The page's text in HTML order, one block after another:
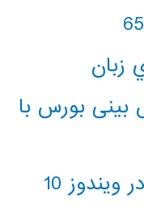
زبان
بورس با